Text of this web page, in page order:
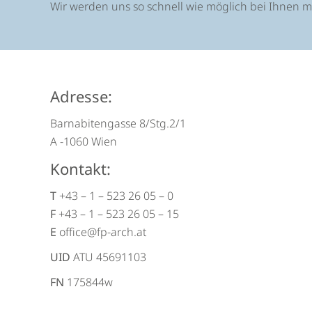
Wir werden uns so schnell wie möglich bei Ihnen
Adresse:
Barnabitengasse 8/Stg.2/1
A -1060 Wien
Kontakt:
T +43 – 1 – 523 26 05 – 0
F +43 – 1 – 523 26 05 – 15
E office@fp-arch.at
UID ATU 45691103
FN 175844w